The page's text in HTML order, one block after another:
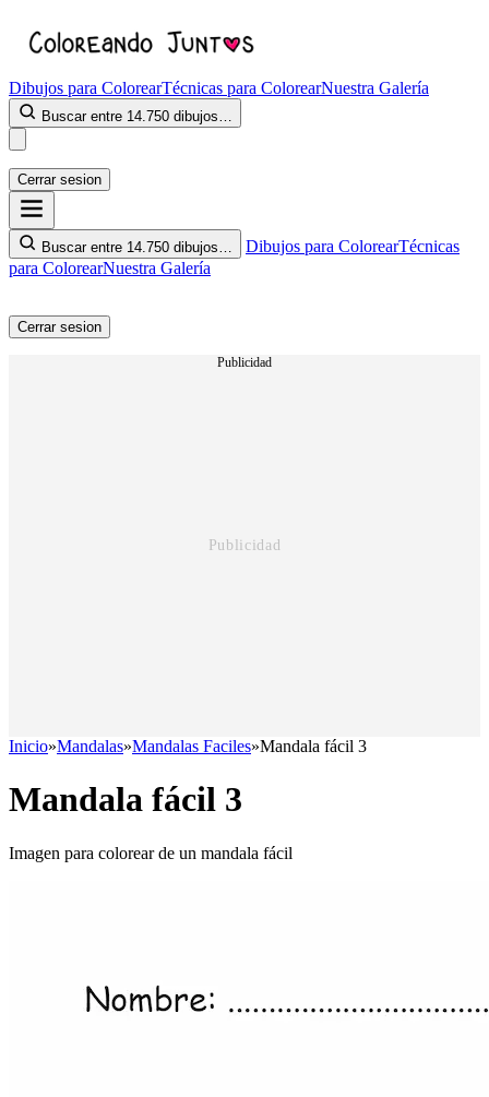
Dibujos para ColorearTécnicas para ColorearNuestra Galería
Buscar entre 14.750 dibujos…
Cerrar sesion
Buscar entre 14.750 dibujos… Dibujos para ColorearTécnicas
para ColorearNuestra Galería
Cerrar sesion
Inicio»Mandalas»Mandalas Faciles»Mandala fácil 3
Mandala fácil 3
Imagen para colorear de un mandala fácil